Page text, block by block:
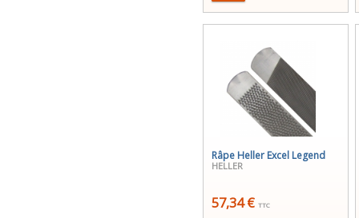
Râpe Heller Excel Legend
HELLER
57,34 € TTC